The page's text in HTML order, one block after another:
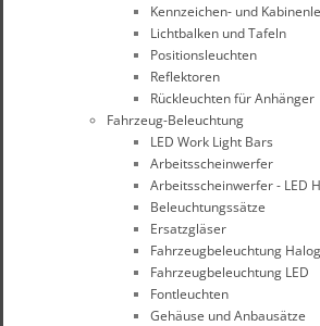
Kennzeichen- und
Lichtbalken und Tafeln
Positionsleuchten
Reflektoren
Rückleuchten für Anhänger
Fahrzeug-Beleuchtung
LED Work Light Bars
Arbeitsscheinwerfer
Arbeitsscheinwerfer - LED
Beleuchtungssätze
Ersatzgläser
Fahrzeugbeleuchtung
Fahrzeugbeleuchtung LED
Fontleuchten
Gehäuse und Anbausätze